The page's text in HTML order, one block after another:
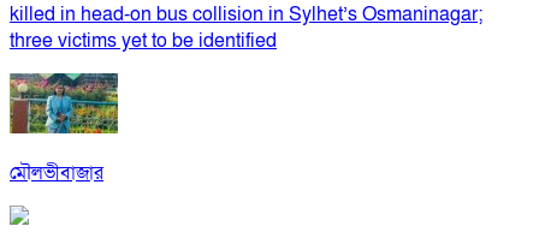
killed in head-on bus collision in Sylhet’s Osmaninagar;
three victims yet to be identified
মৌলভীবাজার